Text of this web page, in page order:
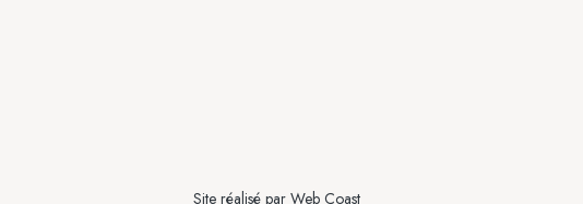
Site réalisé par Web Coast